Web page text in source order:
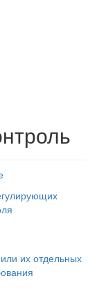
их отдельных